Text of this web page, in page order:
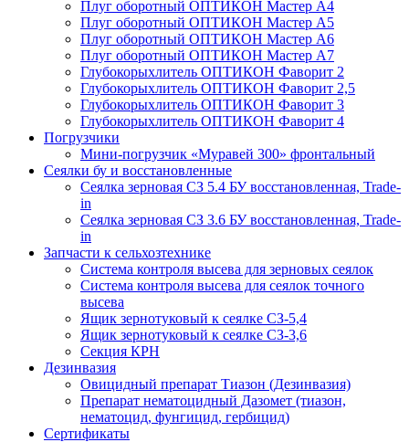
Плуг оборотный ОПТИКОН Мастер А4
Плуг оборотный ОПТИКОН Мастер А5
Плуг оборотный ОПТИКОН Мастер А6
Плуг оборотный ОПТИКОН Мастер А7
Глубокорыхлитель ОПТИКОН Фаворит 2
Глубокорыхлитель ОПТИКОН Фаворит 2,5
Глубокорыхлитель ОПТИКОН Фаворит 3
Глубокорыхлитель ОПТИКОН Фаворит 4
Погрузчики
Мини-погрузчик «Муравей 300» фронтальный
Сеялки бу и восстановленные
Сеялка зерновая СЗ 5.4 БУ восстановленная, Trade-
in
Сеялка зерновая СЗ 3.6 БУ восстановленная, Trade-
in
Запчасти к сельхозтехнике
Система контроля высева для зерновых сеялок
Система контроля высева для сеялок точного
высева
Ящик зернотуковый к сеялке СЗ-5,4
Ящик зернотуковый к сеялке СЗ-3,6
Секция КРН
Дезинвазия
Овицидный препарат Тиазон (Дезинвазия)
Препарат нематоцидный Дазомет (тиазон,
нематоцид, фунгицид, гербицид)
Сертификаты